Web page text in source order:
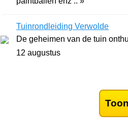
Tuinrondleiding Verwolde
De geheimen van de tuin
12 augustus